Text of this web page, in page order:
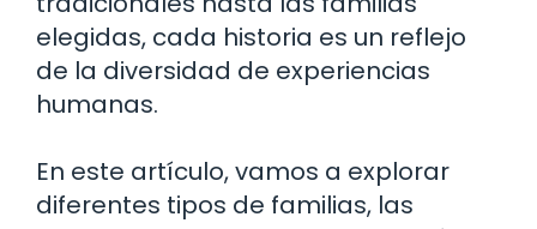
elegidas, cada historia es un reflejo
de la diversidad de experiencias
humanas.
En este artículo, vamos a explorar
diferentes tipos de familias, las